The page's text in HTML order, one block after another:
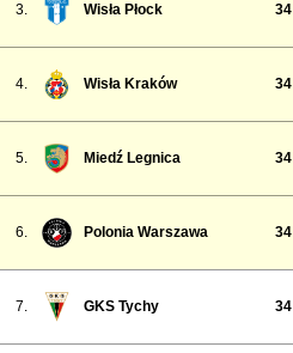
3. Wisła Płock 34
4. Wisła Kraków 34
5. Miedź Legnica 34
6. Polonia Warszawa 34
7. GKS Tychy 34